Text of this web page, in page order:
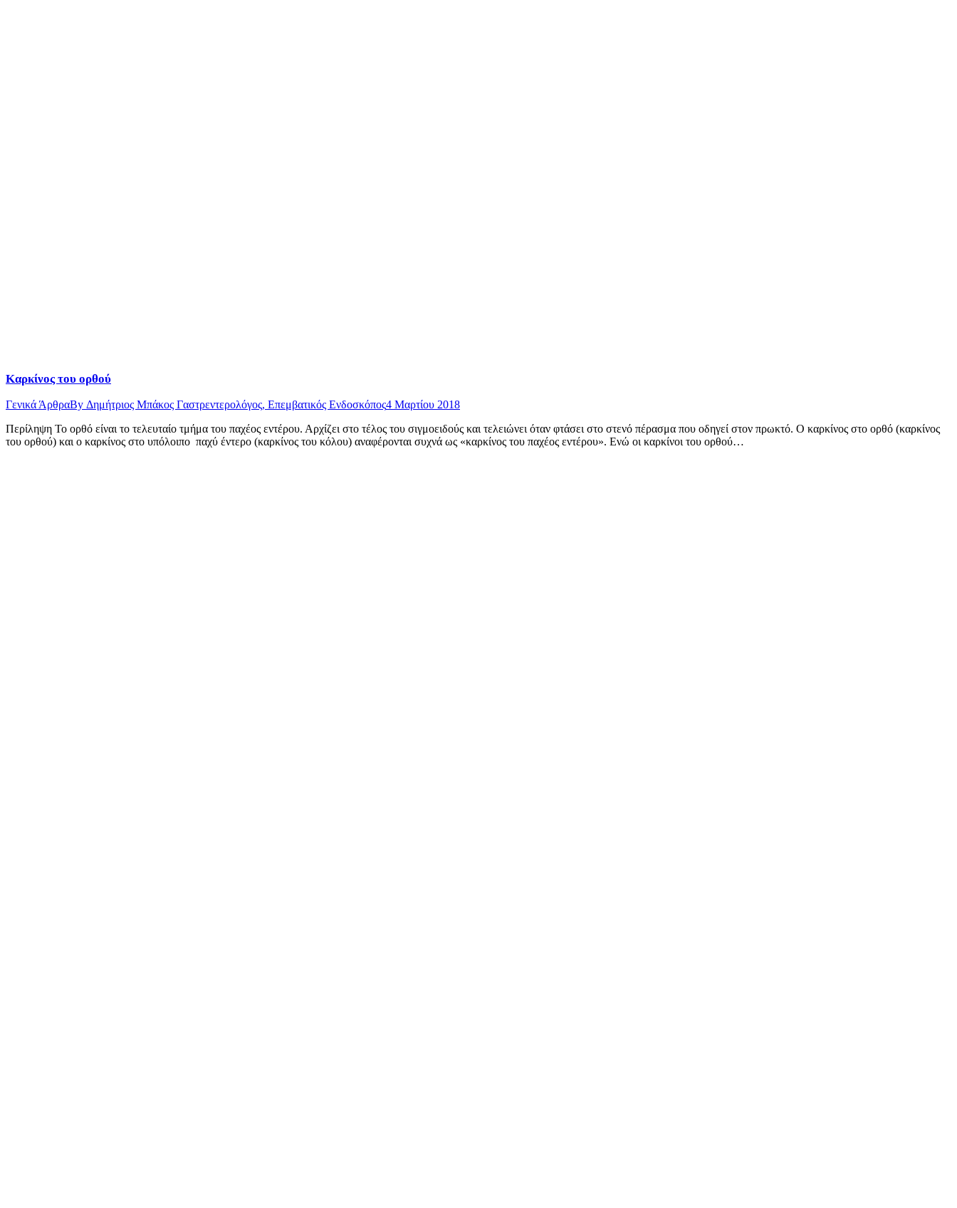
Καρκίνος του ορθού
Γενικά ΆρθραBy Δημήτριος Μπάκος Γαστρεντερολόγος, Eπεμβατικός Eνδοσκόπος4 Μαρτίου 2018
Περίληψη Το ορθό είναι το τελευταίο τμήμα του παχέος εντέρου. Αρχίζει στο τέλος του σιγμοειδούς και τελειώνει όταν φτάσει στο στενό πέρασμα που οδηγεί στον πρωκτό. Ο καρκίνος στο ορθό (καρκίνος
του ορθού) και ο καρκίνος στο υπόλοιπο παχύ έντερο (καρκίνος του κόλου) αναφέρονται συχνά ως «καρκίνος του παχέος εντέρου». Ενώ οι καρκίνοι του ορθού…